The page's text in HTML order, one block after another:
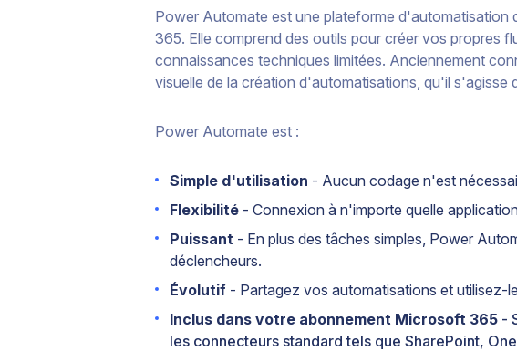
Power Automate est une plateforme
365. Elle comprend des outils pour créer vos propres
connaissances techniques limitées. Anciennement
visuelle de la création d'automatisations, qu'il
Power Automate est :
Simple d'utilisation - Aucun codage n'est
Flexibilité - Connexion à n'importe quelle
Puissant - En plus des tâches simples, Power
déclencheurs.
Évolutif - Partagez vos automatisations et
Inclus dans votre abonnement Microsoft 365 -
les connecteurs standard tels que SharePoint,